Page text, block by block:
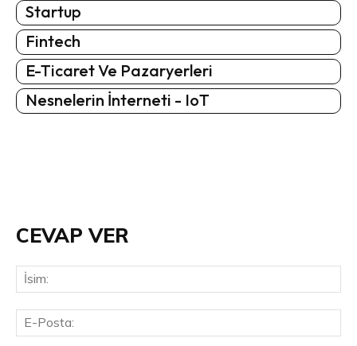
Startup
Fintech
E-Ticaret Ve Pazaryerleri
Nesnelerin İnterneti - IoT
CEVAP VER